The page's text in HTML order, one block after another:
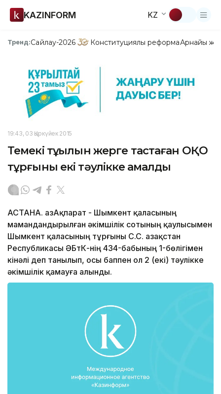
KAZINFORM KZ
Тренд:Сайлау-2026 Конституциялық реформаАрнайы
19:43, 03 Қыркүйек 2015
Темекі тұқылын жерге тастаған ОҚО
тұрғыны екі тәулікке қамалды
АСТАНА. ҚазАқпарат - Шымкент қаласының
мамандандырылған әкімшілік сотының қаулысымен
Шымкент қаласының тұрғыны C.C. Қазақстан
Республикасы ӘҚБтК-нің 434-бабының 1-бөлігімен
кінәлі деп танылып, осы баппен ол 2 (екі) тәулікке
әкімшілік қамауға алынды.